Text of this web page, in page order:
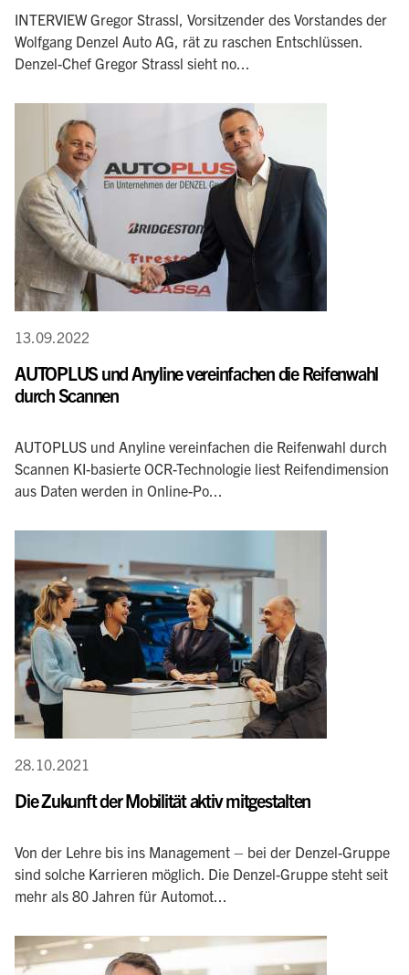
INTERVIEW Gregor Strassl, Vorsitzender des Vorstandes der
Wolfgang Denzel Auto AG, rät zu raschen Entschlüssen.
Denzel-Chef Gregor Strassl sieht no...
13.09.2022
AUTOPLUS und Anyline vereinfachen die Reifenwahl
durch Scannen
AUTOPLUS und Anyline vereinfachen die Reifenwahl durch
Scannen KI-basierte OCR-Technologie liest Reifendimension
aus Daten werden in Online-Po...
28.10.2021
Die Zukunft der Mobilität aktiv mitgestalten
Von der Lehre bis ins Management – bei der Denzel-Gruppe
sind solche Karrieren möglich. Die Denzel-Gruppe steht seit
mehr als 80 Jahren für Automot...